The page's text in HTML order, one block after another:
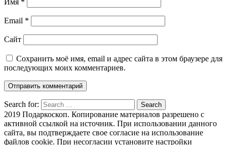
Имя *
Email *
Сайт
Сохранить моё имя, email и адрес сайта в этом браузере для
последующих моих комментариев.
Search for: Search
2019 Подаркоскоп. Копирование материалов разрешено с
активной ссылкой на источник. При использовании данного
сайта, вы подтверждаете свое согласие на использование
файлов cookie. При несогласии установите настройки